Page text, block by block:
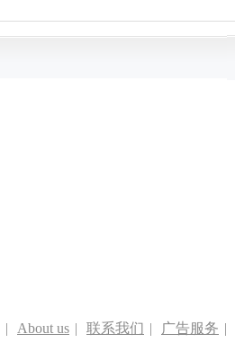
| About us | 联系我们 | 广告服务 |